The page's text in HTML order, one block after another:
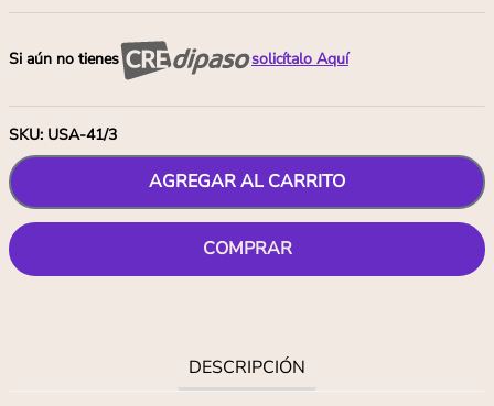
Si aún no tienes solicítalo Aquí
SKU: USA-41/3
AGREGAR AL CARRITO
COMPRAR
DESCRIPCIÓN